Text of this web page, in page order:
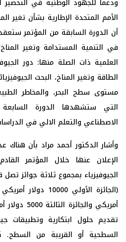
ودعما للجهود الوطنية في التحضير
أن الدورة السابقة من المؤتمر
في التنمية المستدامة وتغير
العلمية ذات الصلة منها: دور
الطاقة وتغير المناخ، البحث
مستوى سطح البحر، والمخاطر
التي ستشهدها الدورة
الاصطناعي والتعلم الالي في
وأشار الدكتور أحمد مراد بأن هناك
الإعلان عنها خلال المؤتمر
أمريكي
تقديم حلول ابتكارية وتطبيقات
السطحية أو القريبة من السطح.